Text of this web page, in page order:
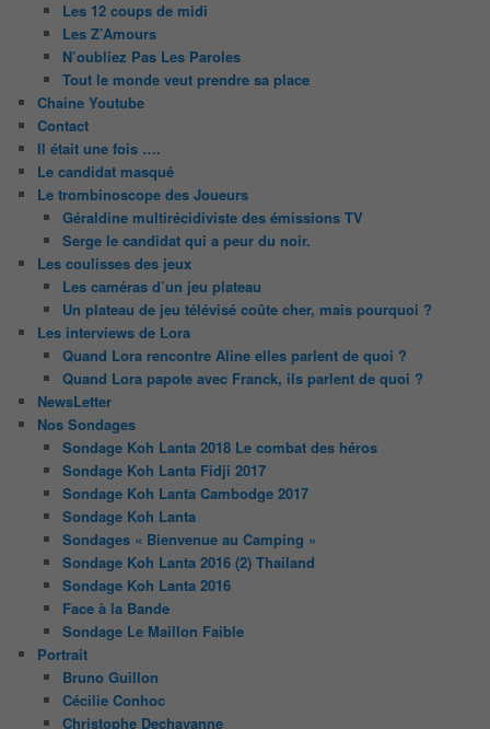
Les 12 coups de midi
Les Z’Amours
N’oubliez Pas Les Paroles
Tout le monde veut prendre sa place
Chaine Youtube
Contact
Il était une fois ….
Le candidat masqué
Le trombinoscope des Joueurs
Géraldine multirécidiviste des émissions TV
Serge le candidat qui a peur du noir.
Les coulisses des jeux
Les caméras d’un jeu plateau
Un plateau de jeu télévisé coûte cher, mais pourquoi ?
Les interviews de Lora
Quand Lora rencontre Aline elles parlent de quoi ?
Quand Lora papote avec Franck, ils parlent de quoi ?
NewsLetter
Nos Sondages
Sondage Koh Lanta 2018 Le combat des héros
Sondage Koh Lanta Fidji 2017
Sondage Koh Lanta Cambodge 2017
Sondage Koh Lanta
Sondages « Bienvenue au Camping »
Sondage Koh Lanta 2016 (2) Thailand
Sondage Koh Lanta 2016
Face à la Bande
Sondage Le Maillon Faible
Portrait
Bruno Guillon
Cécilie Conhoc
Christophe Dechavanne